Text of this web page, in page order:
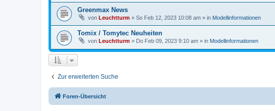
Greenmax News
von Leuchtturm » So Feb 12, 2023 10:08 am » in Modellinformationen
Tomix / Tomytec Neuheiten
von Leuchtturm » Do Feb 09, 2023 9:10 am » in Modellinformationen
Zur erweiterten Suche
Foren-Übersicht